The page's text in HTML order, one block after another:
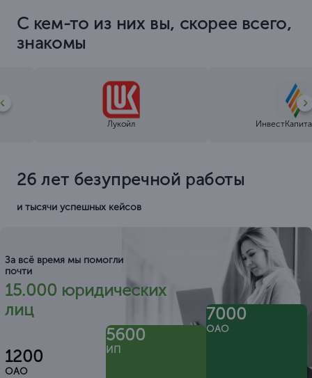
С кем-то из них вы, скорее всего,
знакомы
Лукойл
26 лет безупречной работы
и тысячи успешных кейсов
За всё время мы помогли
почти
15.000 юридических
лиц
1200
ОАО
5600
ИП
7000
ОАО